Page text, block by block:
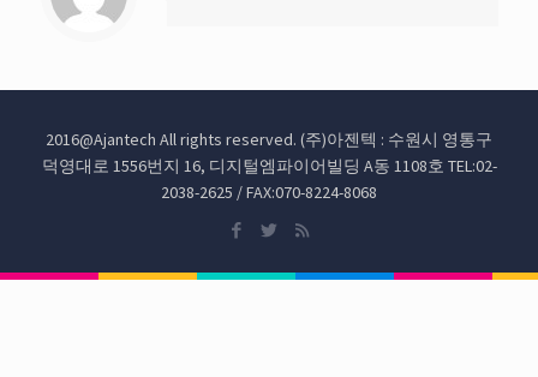
2016@Ajantech All rights reserved. (주)아젠텍 : 수원시 영통구
덕영대로 1556번지 16, 디지털엠파이어빌딩 A동 1108호 TEL:02-
2038-2625 / FAX:070-8224-8068